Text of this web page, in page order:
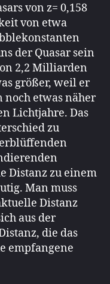
von z= 0,158
von etwa
der Quasar sein
2,2 Milliarden
größer, weil er
noch etwas näher
Lichtjahre. Das
zu
Distanz zu einem
Man muss
Distanz
aus der
die das
empfangene